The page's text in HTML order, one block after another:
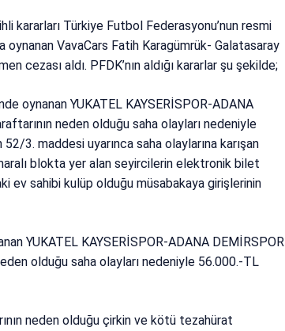
kararları Türkiye Futbol Federasyonu’nun resmi
oynanan VavaCars Fatih Karagümrük- Galatasaray
cezası aldı. PFDK’nın aldığı kararlar şu şekilde;
oynanan YUKATEL KAYSERİSPOR-ADANA
neden olduğu saha olayları nedeniyle
3. maddesi uyarınca saha olaylarına karışan
blokta yer alan seyircilerin elektronik bilet
ev sahibi kulüp olduğu müsabakaya girişlerinin
YUKATEL KAYSERİSPOR-ADANA DEMİRSPOR
olduğu saha olayları nedeniyle 56.000.-TL
neden olduğu çirkin ve kötü tezahürat